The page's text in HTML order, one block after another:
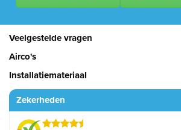
Veelgestelde vragen
Airco's
Installatiemateriaal
Zekerheden